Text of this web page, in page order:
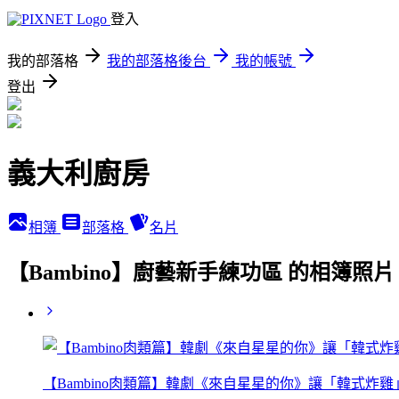
登入
我的部落格 我的部落格後台
我的帳號
登出
義大利廚房
相簿 部落格 名片
【Bambino】廚藝新手練功區 的相簿照片
【Bambino肉類篇】韓劇《來自星星的你》讓「韓式炸